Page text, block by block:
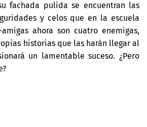
fachada pulida se encuentran las
y celos que en la escuela
ahora son cuatro enemigas,
historias que las harán llegar al
un lamentable suceso. ¿Pero